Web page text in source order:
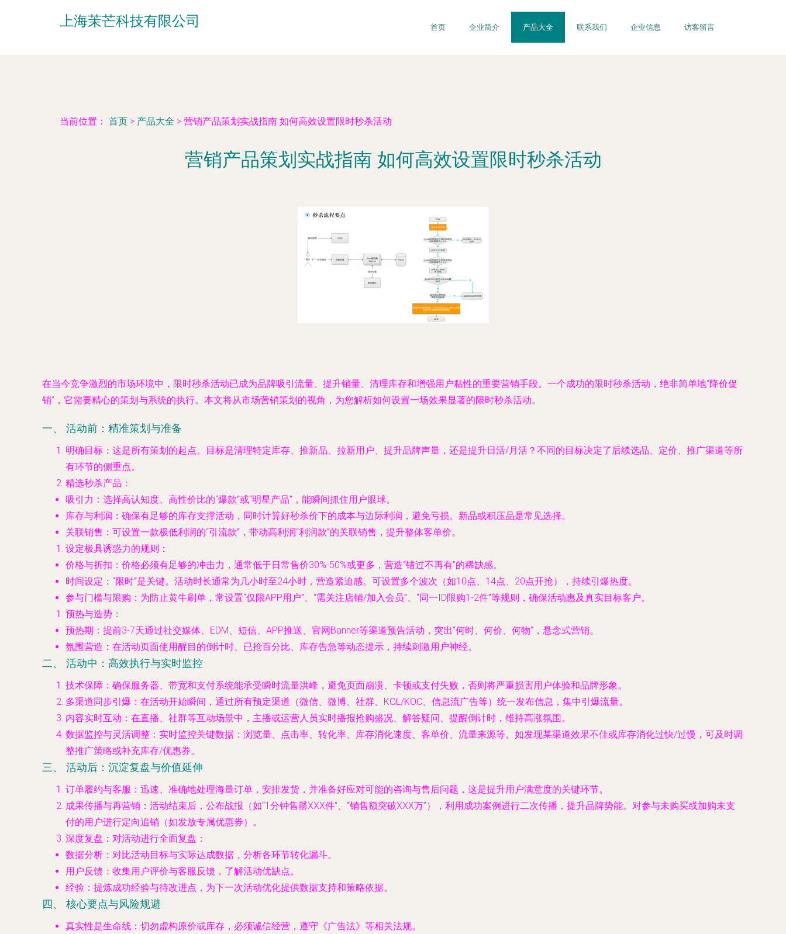
上海茉芒科技有限公司 首页 企业简介 产品大全 联系我们 企业信息 访客留言
当前位置： 首页 > 产品大全 > 营销产品策划实战指南 如何高效设置限时秒杀活动
营销产品策划实战指南 如何高效设置限时秒杀活动
在当今竞争激烈的市场环境中，限时秒杀活动已成为品牌吸引流量、提升销量、清理库存和增强用户粘性的重要营销手段。一个成功的限时秒杀活动，绝非简单地“降价促
销”，它需要精心的策划与系统的执行。本文将从市场营销策划的视角，为您解析如何设置一场效果显著的限时秒杀活动。
一、 活动前：精准策划与准备
明确目标 ：这是所有策划的起点。目标是清理特定库存、推新品、拉新用户、提升品牌声量，还是提升日活/月活？不同的目标决定了后续选品、定价、推广渠道等所
有环节的侧重点。
精选秒杀产品 ：
吸引力 ：选择高认知度、高性价比的“爆款”或“明星产品”，能瞬间抓住用户眼球。
库存与利润 ：确保有足够的库存支撑活动，同时计算好秒杀价下的成本与边际利润，避免亏损。新品或积压品是常见选择。
关联销售 ：可设置一款极低利润的“引流款”，带动高利润“利润款”的关联销售，提升整体客单价。
设定极具诱惑力的规则 ：
价格与折扣 ：价格必须有足够的冲击力，通常低于日常售价30%-50%或更多，营造“错过不再有”的稀缺感。
时间设定 ：“限时”是关键。活动时长通常为几小时至24小时，营造紧迫感。可设置多个波次（如10点、14点、20点开抢），持续引爆热度。
参与门槛与限购 ：为防止黄牛刷单，常设置“仅限APP用户”、“需关注店铺/加入会员”、“同一ID限购1-2件”等规则，确保活动惠及真实目标客户。
预热与造势 ：
预热期 ：提前3-7天通过社交媒体、EDM、短信、APP推送、官网Banner等渠道预告活动，突出“何时、何价、何物”，悬念式营销。
氛围营造 ：在活动页面使用醒目的倒计时、已抢百分比、库存告急等动态提示，持续刺激用户神经。
二、 活动中：高效执行与实时监控
技术保障 ：确保服务器、带宽和支付系统能承受瞬时流量洪峰，避免页面崩溃、卡顿或支付失败，否则将严重损害用户体验和品牌形象。
多渠道同步引爆 ：在活动开始瞬间，通过所有预定渠道（微信、微博、社群、KOL/KOC、信息流广告等）统一发布信息，集中引爆流量。
内容实时互动 ：在直播、社群等互动场景中，主播或运营人员实时播报抢购盛况、解答疑问、提醒倒计时，维持高涨氛围。
数据监控与灵活调整 ：实时监控关键数据：浏览量、点击率、转化率、库存消化速度、客单价、流量来源等。如发现某渠道效果不佳或库存消化过快/过慢，可及时调
整推广策略或补充库存/优惠券。
三、 活动后：沉淀复盘与价值延伸
订单履约与客服 ：迅速、准确地处理海量订单，安排发货，并准备好应对可能的咨询与售后问题，这是提升用户满意度的关键环节。
成果传播与再营销 ：活动结束后，公布战报（如“1分钟售罄XXX件”、“销售额突破XXX万”），利用成功案例进行二次传播，提升品牌势能。对参与未购买或加购未支
付的用户进行定向追销（如发放专属优惠券）。
深度复盘 ：对活动进行全面复盘：
数据分析 ：对比活动目标与实际达成数据，分析各环节转化漏斗。
用户反馈 ：收集用户评价与客服反馈，了解活动优缺点。
经验 ：提炼成功经验与待改进点，为下一次活动优化提供数据支持和策略依据。
四、 核心要点与风险规避
真实性是生命线 ：切勿虚构原价或库存，必须诚信经营，遵守《广告法》等相关法规。